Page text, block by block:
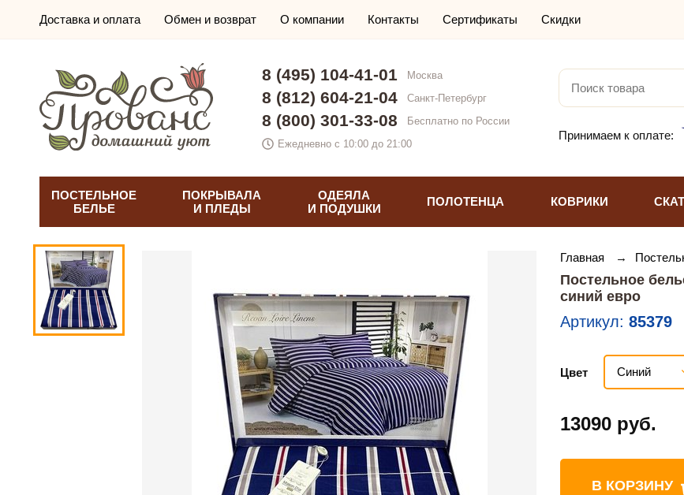
Доставка и оплата Обмен и возврат О компании Контакты Сертификаты Скидки
8 (495) 104-41-01 Москва
8 (812) 604-21-04 Санкт-Петербург
8 (800) 301-33-08
Бесплатно по России
Ежедневно с 10:00 до 21:00
Принимаем к оплате:
ПОСТЕЛЬНОЕ
БЕЛЬЕ
ПОКРЫВАЛА
И ПЛЕДЫ
ОДЕЯЛА
И ПОДУШКИ
ПОЛОТЕНЦА КОВРИКИ
Главная →
Постельное
синий евро
Артикул: 85379
Цвет Синий
13090 руб.
В КОРЗИНУ